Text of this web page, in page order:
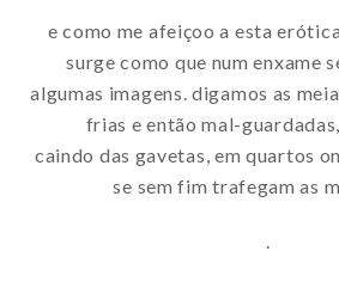
e como me afeiçoo a esta
surge como que num enxame
algumas imagens. digamos as
frias e então mal-
caindo das gavetas, em quartos
se sem fim trafegam as